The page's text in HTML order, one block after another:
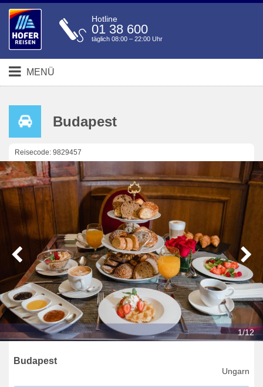
Hotline
01 38 600
täglich 08:00 – 22:00 Uhr
MENÜ
Budapest
Reisecode: 9829457
1/12
Budapest
Ungarn